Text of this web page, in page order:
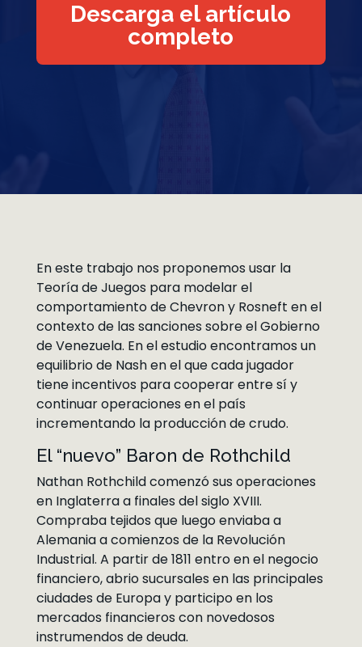
Descarga el artículo
completo
En este trabajo nos proponemos usar la
Teoría de Juegos para modelar el
comportamiento de Chevron y Rosneft en el
contexto de las sanciones sobre el Gobierno
de Venezuela. En el estudio encontramos un
equilibrio de Nash en el que cada jugador
tiene incentivos para cooperar entre sí y
continuar operaciones en el país
incrementando la producción de crudo.
El “nuevo” Baron de Rothchild
Nathan Rothchild comenzó sus operaciones
en Inglaterra a finales del siglo XVIII.
Compraba tejidos que luego enviaba a
Alemania a comienzos de la Revolución
Industrial. A partir de 1811 entro en el negocio
financiero, abrio sucursales en las principales
ciudades de Europa y participo en los
mercados financieros con novedosos
instrumendos de deuda.